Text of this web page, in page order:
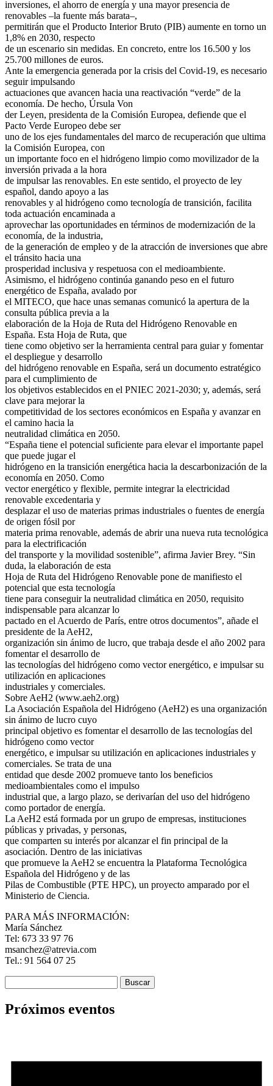
inversiones, el ahorro de energía y una mayor presencia de
renovables –la fuente más barata–,
permitirán que el Producto Interior Bruto (PIB) aumente en torno un
1,8% en 2030, respecto
de un escenario sin medidas. En concreto, entre los 16.500 y los
25.700 millones de euros.
Ante la emergencia generada por la crisis del Covid-19, es necesario
seguir impulsando
actuaciones que avancen hacia una reactivación “verde” de la
economía. De hecho, Úrsula Von
der Leyen, presidenta de la Comisión Europea, defiende que el
Pacto Verde Europeo debe ser
uno de los ejes fundamentales del marco de recuperación que ultima
la Comisión Europea, con
un importante foco en el hidrógeno limpio como movilizador de la
inversión privada a la hora
de impulsar las renovables. En este sentido, el proyecto de ley
español, dando apoyo a las
renovables y al hidrógeno como tecnología de transición, facilita
toda actuación encaminada a
aprovechar las oportunidades en términos de modernización de la
economía, de la industria,
de la generación de empleo y de la atracción de inversiones que abre
el tránsito hacia una
prosperidad inclusiva y respetuosa con el medioambiente.
Asimismo, el hidrógeno continúa ganando peso en el futuro
energético de España, avalado por
el MITECO, que hace unas semanas comunicó la apertura de la
consulta pública previa a la
elaboración de la Hoja de Ruta del Hidrógeno Renovable en
España. Esta Hoja de Ruta, que
tiene como objetivo ser la herramienta central para guiar y fomentar
el despliegue y desarrollo
del hidrógeno renovable en España, será un documento estratégico
para el cumplimiento de
los objetivos establecidos en el PNIEC 2021-2030; y, además, será
clave para mejorar la
competitividad de los sectores económicos en España y avanzar en
el camino hacia la
neutralidad climática en 2050.
“España tiene el potencial suficiente para elevar el importante papel
que puede jugar el
hidrógeno en la transición energética hacia la descarbonización de la
economía en 2050. Como
vector energético y flexible, permite integrar la electricidad
renovable excedentaria y
desplazar el uso de materias primas industriales o fuentes de energía
de origen fósil por
materia prima renovable, además de abrir una nueva ruta tecnológica
para la electrificación
del transporte y la movilidad sostenible”, afirma Javier Brey. “Sin
duda, la elaboración de esta
Hoja de Ruta del Hidrógeno Renovable pone de manifiesto el
potencial que esta tecnología
tiene para conseguir la neutralidad climática en 2050, requisito
indispensable para alcanzar lo
pactado en el Acuerdo de París, entre otros documentos”, añade el
presidente de la AeH2,
organización sin ánimo de lucro, que trabaja desde el año 2002 para
fomentar el desarrollo de
las tecnologías del hidrógeno como vector energético, e impulsar su
utilización en aplicaciones
industriales y comerciales.
Sobre AeH2 (www.aeh2.org)
La Asociación Española del Hidrógeno (AeH2) es una organización
sin ánimo de lucro cuyo
principal objetivo es fomentar el desarrollo de las tecnologías del
hidrógeno como vector
energético, e impulsar su utilización en aplicaciones industriales y
comerciales. Se trata de una
entidad que desde 2002 promueve tanto los beneficios
medioambientales como el impulso
industrial que, a largo plazo, se derivarían del uso del hidrógeno
como portador de energía.
La AeH2 está formada por un grupo de empresas, instituciones
públicas y privadas, y personas,
que comparten su interés por alcanzar el fin principal de la
asociación. Dentro de las iniciativas
que promueve la AeH2 se encuentra la Plataforma Tecnológica
Española del Hidrógeno y de las
Pilas de Combustible (PTE HPC), un proyecto amparado por el
Ministerio de Ciencia.
PARA MÁS INFORMACIÓN:
María Sánchez
Tel: 673 33 97 76
msanchez@atrevia.com
Tel.: 91 564 07 25
Próximos eventos